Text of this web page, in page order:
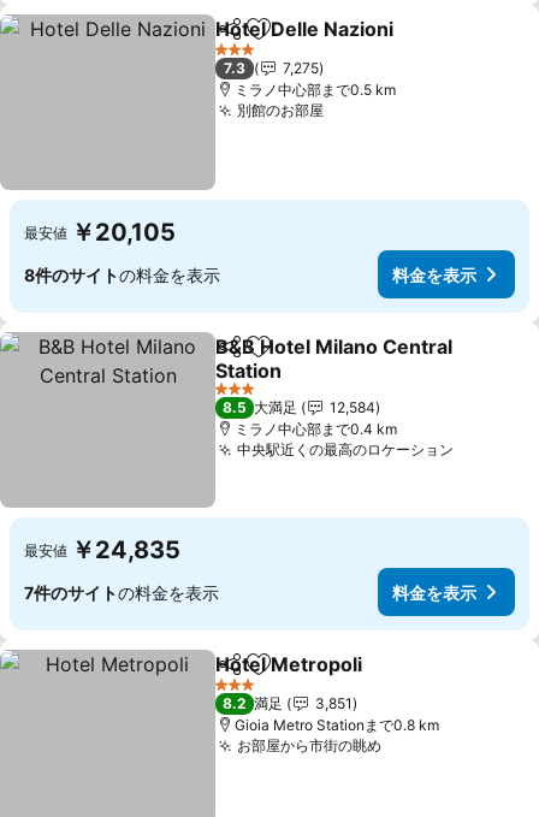
シェアお気に入りに追加
Hotel Delle Nazioni
3 ホテルのランク
7.3
7,275
ミラノ中心部まで0.5 km
別館のお部屋料金を表示
最安値 ￥20,105
8件のサイトの料金を表示 料金を表示
シェアお気に入りに追加
B&B Hotel Milano Central
Station
料金を表示
3 ホテルのランク
8.5 大満足
12,584
ミラノ中心部まで0.4 km
中央駅近くの最高のロケーション
最安値 ￥24,835
7件のサイトの料金を表示 料金を表示
シェアお気に入りに追加
Hotel Metropoli
3 ホテルのランク
8.2 満足
3,851
Gioia Metro Stationまで0.8 km
お部屋から市街の眺め